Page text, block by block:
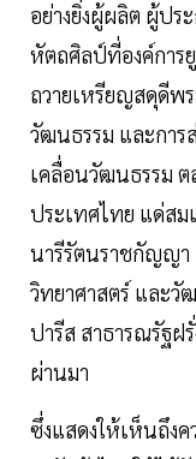
อย่างยิ่งผู้ผลิต ผู้ปร
หัตถศิลป์ที่องค์การ
ถวายเหรียญสดุดีพ
วัฒนธรรม และการ
เคลื่อนวัฒนธรรม ต
ประเทศไทย แด่สม
นารีรัตนราชกัญญา
วิทยาศาสตร์ และวั
ปารีส สาธารณรัฐฝ
ผ่านมา
ซึ่งแสดงให้เห็นถึง